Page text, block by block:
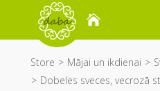
Store Mājai un ikdienai
Dobeles sveces, vecrozā